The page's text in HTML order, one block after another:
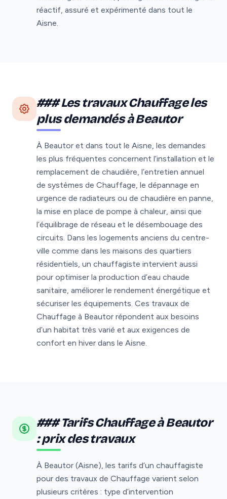
réactif, assuré et expérimenté dans tout le
Aisne.
### Les travaux Chauffage les
plus demandés à Beautor
À Beautor et dans tout le Aisne, les demandes
les plus fréquentes concernent l’installation et le
remplacement de chaudière, l’entretien annuel
de systèmes de Chauffage, le dépannage en
urgence de radiateurs ou de chaudière en panne,
la mise en place de pompe à chaleur, ainsi que
l’équilibrage de réseau et le désembouage des
circuits. Dans les logements anciens du centre-
ville comme dans les maisons des quartiers
résidentiels, un chauffagiste intervient aussi
pour optimiser la production d’eau chaude
sanitaire, améliorer le rendement énergétique et
sécuriser les équipements. Ces travaux de
Chauffage à Beautor répondent aux besoins
d’un habitat très varié et aux exigences de
confort en hiver dans le Aisne.
### Tarifs Chauffage à Beautor
: prix des travaux
À Beautor (Aisne), les tarifs d’un chauffagiste
pour des travaux de Chauffage varient selon
plusieurs critères : type d’intervention